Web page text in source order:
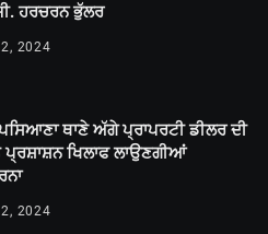
ਹਰਚਰਨ ਭੁੱਲਰ
2024
ਥਾਣੇ ਅੱਗੇ ਪ੍ਰਾਪਰਟੀ ਡੀਲਰ ਦੀ
ਪ੍ਰਸ਼ਾਸ਼ਨ ਖਿਲਾਫ ਲਾਉਣਗੀਆਂ
2024